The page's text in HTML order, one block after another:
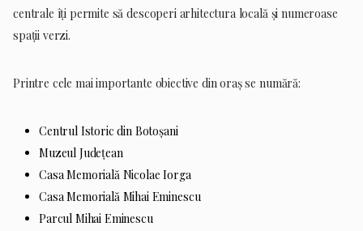
centrale îți permite să descoperi arhitectura locală și numeroase
spații verzi.
Printre cele mai importante obiective din oraș se numără:
Centrul Istoric din Botoșani
Muzeul Județean
Casa Memorială Nicolae Iorga
Casa Memorială Mihai Eminescu
Parcul Mihai Eminescu